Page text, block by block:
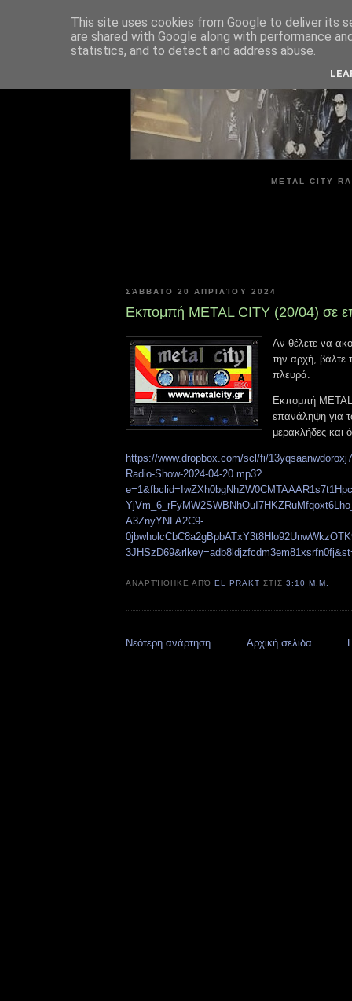
METAL CITY
ΣΆΒΒΑΤΟ 20 ΑΠΡΙΛΊΟΥ 2024
Εκπομπή METAL CITY (20/04) σε
Αν θέλετε να
την αρχή, βάλτε
πλευρά.
Εκπομπή
επανάληψη για
μερακλήδες και
https://www.dropbox.com/scl/fi/
Radio-Show-2024-04-20.mp3?
A3ZnyYNFA2C9-
ΑΝΑΡΤΉΘΗΚΕ ΑΠΌEL PRAKT ΣΤΙΣ3:10 Μ.Μ.
Νεότερη ανάρτηση Αρχική σελίδα
This site uses cookies from Google to deliver its
are shared with Google along with performance
statistics, and to detect and address abuse.